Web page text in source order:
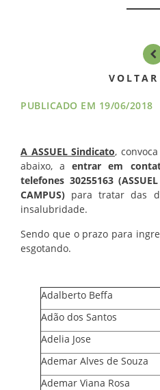
PUBLICADO EM 19/06/2018
A ASSUEL Sindicato,
abaixo, aentrar em
telefones 30255163
CAMPUS) para tratar das
insalubridade.
Sendo que o prazo para
esgotando.
Adalberto Beffa
Adão dos Santos
Adelia Jose
Ademar Alves de Souza
Ademar Viana Rosa